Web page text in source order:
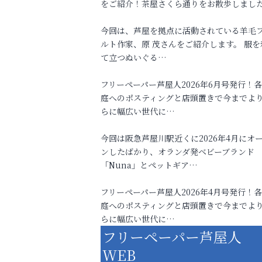
をご紹介！茶屋さくら通りをお散歩しまし
今回は、芦屋を拠点に活動されている羊毛
ルト作家、原 茂さんをご紹介します。 服を
て立つぬいぐる…
フリーペーパー芦屋人2026年6月号発行！
庭へのポスティングと店頭置きで今までよ
らに幅広い世代に…
今回は阪急芦屋川駅近くに2026年4月にオ
ンしたばかり、オランダ発ベビーブランド
「Nuna」とペットギア…
フリーペーパー芦屋人2026年4月号発行！
庭へのポスティングと店頭置きで今までよ
らに幅広い世代に…
フリーペーパー芦屋人
WEB